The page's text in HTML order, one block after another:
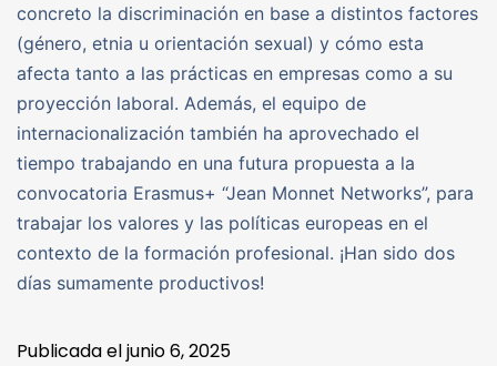
concreto la discriminación en base a distintos factores
(género, etnia u orientación sexual) y cómo esta
afecta tanto a las prácticas en empresas como a su
proyección laboral. Además, el equipo de
internacionalización también ha aprovechado el
tiempo trabajando en una futura propuesta a la
convocatoria Erasmus+ “Jean Monnet Networks”, para
trabajar los valores y las políticas europeas en el
contexto de la formación profesional. ¡Han sido dos
días sumamente productivos!
Publicada eljunio 6, 2025